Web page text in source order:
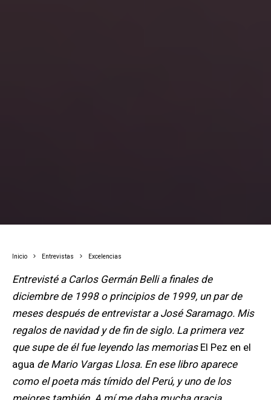
Inicio Entrevistas Excelencias
Entrevisté a Carlos Germán Belli a finales de
diciembre de 1998 o principios de 1999, un par de
meses después de entrevistar a José Saramago. Mis
regalos de navidad y de fin de siglo. La primera vez
que supe de él fue leyendo las memorias El Pez en el
agua de Mario Vargas Llosa. En ese libro aparece
como el poeta más tímido del Perú, y uno de los